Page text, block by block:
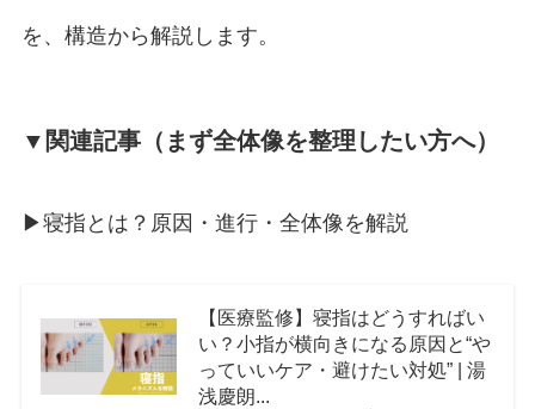
を、構造から解説します。
▼関連記事（まず全体像を整理したい方へ）
▶︎寝指とは？原因・進行・全体像を解説
【医療監修】寝指はどうすればい
い？小指が横向きになる原因と“や
っていいケア・避けたい対処” | 湯
浅慶朗...